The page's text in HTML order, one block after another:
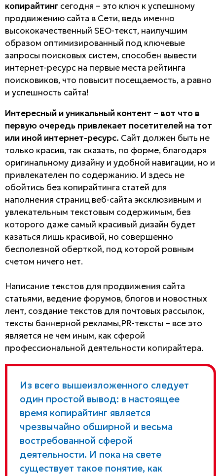
копирайтинг сегодня – это ключ к успешному
продвижению сайта в Сети, ведь именно
высококачественный SEO-текст, наилучшим
образом оптимизированный под ключевые
запросы поисковых систем, способен вывести
интернет-ресурс на первые места рейтинга
поисковиков, что повысит посещаемость, а равно
и успешность сайта!
Интересный и уникальный контент – вот что в
первую очередь привлекает посетителей на тот
или иной интернет-ресурс. Сайт должен быть не
только красив, так сказать, по форме, благодаря
оригинальному дизайну и удобной навигации, но и
привлекателен по содержанию. И здесь не
обойтись без копирайтинга статей для
наполнения страниц веб-сайта эксклюзивным и
увлекательным текстовым содержимым, без
которого даже самый красивый дизайн будет
казаться лишь красивой, но совершенно
бесполезной оберткой, под которой ровным
счетом ничего нет.
Написание текстов для продвижения сайта
статьями, ведение форумов, блогов и новостных
лент, создание текстов для почтовых рассылок,
тексты баннерной рекламы,PR-тексты – все это
является не чем иным, как сферой
профессиональной деятельности копирайтера.
Из всего вышеизложенного следует
один простой вывод: в настоящее
время копирайтинг является
чрезвычайно обширной и весьма
востребованной сферой
деятельности. И пока на свете
существует такое понятие, как